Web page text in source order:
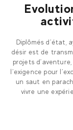
Diplômés d’état,
désir est de
projets
l’exigence pour
un saut en
vivre une